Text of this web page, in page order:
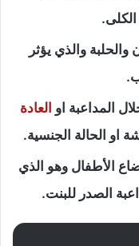
والذي يؤثر
المداعبة او العادة
او الحالة الجنسية.
الأطفال وهو الذي
الصدر للبنت.